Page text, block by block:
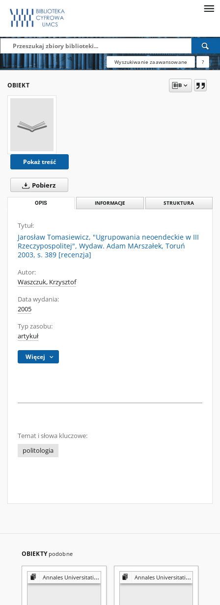
Wyszukiwanie zaawansowane ?
OBIEKT
Pokaż treść
Pobierz
OPIS INFORMACJE STRUKTURA
Tytuł:
Jarosław Tomasiewicz, "Ugrupowania neoendeckie w III
Rzeczypospolitej", Wydaw. Adam MArszałek, Toruń
2003, s. 389 [recenzja]
Autor:
Waszczuk, Krzysztof
Data wydania:
2005
Typ zasobu:
artykuł
Więcej
Temat i słowa kluczowe:
politologia
OBIEKTY podobne
Annales Universitatis Mariae Curie-Skłodowska. Sectio K, Politologia Annales Universitatis Mariae Curie-Skłodowska. Sectio K, Politologia